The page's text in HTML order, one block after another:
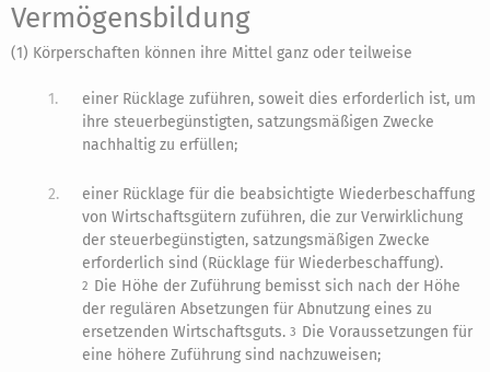
Vermögensbildung
(1) Körperschaften können ihre Mittel ganz oder teilweise
1.
einer Rücklage zuführen, soweit dies erforderlich ist, um
ihre steuerbegünstigten, satzungsmäßigen Zwecke
nachhaltig zu erfüllen;
2.
einer Rücklage für die beabsichtigte Wiederbeschaffung
von Wirtschaftsgütern zuführen, die zur Verwirklichung
der steuerbegünstigten, satzungsmäßigen Zwecke
erforderlich sind (Rücklage für Wiederbeschaffung).
2 Die Höhe der Zuführung bemisst sich nach der Höhe
der regulären Absetzungen für Abnutzung eines zu
ersetzenden Wirtschaftsguts.3 Die Voraussetzungen für
eine höhere Zuführung sind nachzuweisen;